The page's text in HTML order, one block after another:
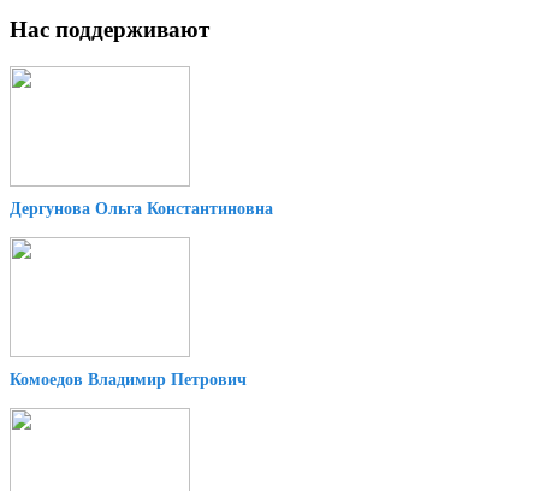
Нас поддерживают
Дергунова Ольга Константиновна
Комоедов Владимир Петрович